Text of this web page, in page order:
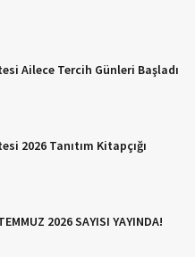
Ailece Tercih Günleri Başladı
2026 Tanıtım Kitapçığı
2026 SAYISI YAYINDA!